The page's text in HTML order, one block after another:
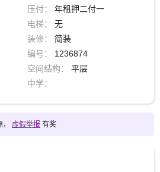
压付：
年租押二付一
电梯：
无
装修：
简装
编号：
1236874
空间结构：
平层
中学：
虚假举报 有奖